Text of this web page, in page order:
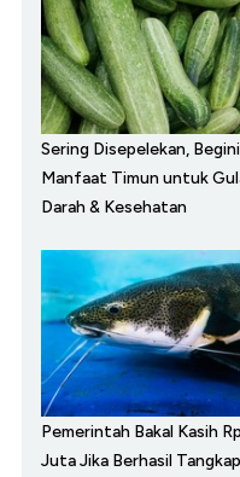
Sering Disepelekan, Begini
Manfaat Timun untuk
Darah & Kesehatan
Pemerintah Bakal Kasih
Juta Jika Berhasil Tangkap